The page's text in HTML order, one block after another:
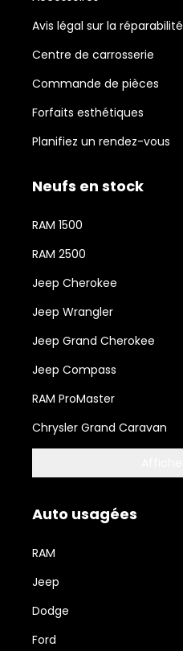
Avis légal sur la réparabilité
Centre de carrosserie
Commande de pièces
Forfaits esthétiques
Planifiez un rendez-vous
Neufs en stock
RAM 1500
RAM 2500
Jeep Cherokee
Jeep Wrangler
Jeep Grand Cherokee
Jeep Compass
RAM ProMaster
Chrysler Grand Caravan
Auto usagées
RAM
Jeep
Dodge
Ford